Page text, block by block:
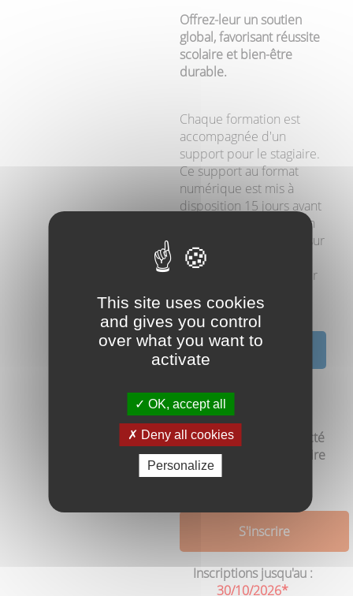
Offrez-leur un soutien
global, favorisant réussite
scolaire et bien-être
durable.
Chaque formation est
accompagnée d'un
support pour le stagiaire.
Ce support au format
numérique est mis à
disposition 15 jours avant
le début de la formation
dans l'espace stagiaire sur
le site du RYE. Il est
recommandé d'apporter
ce support pendant la
formation.
Programme de
Télécharger le
programme (PDF)
Vous devez être connecté
pour pouvoir vous inscrire
à nos formations.
S'inscrire
Inscriptions jusqu'au :
30/10/2026*
This site uses cookies
and gives you control
over what you want to
activate
OK, accept all
Deny all cookies
Personalize